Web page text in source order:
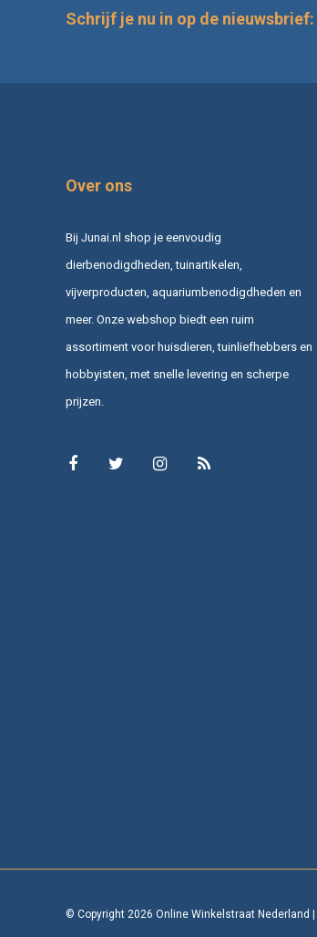
Schrijf je nu in op de nieuwsbrief:
Over ons
Bij Junai.nl shop je eenvoudig
dierbenodigdheden, tuinartikelen,
vijverproducten, aquariumbenodigdheden en
meer. Onze webshop biedt een ruim
assortiment voor huisdieren, tuinliefhebbers en
hobbyisten, met snelle levering en scherpe
prijzen.
© Copyright 2026 Online Winkelstraat Nederland |